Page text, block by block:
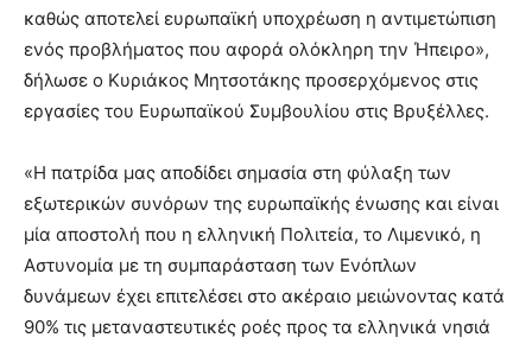
καθώς αποτελεί ευρωπαϊκή υποχρέωση η αντιμετώπιση
ενός προβλήματος που αφορά ολόκληρη την Ήπειρο»,
δήλωσε ο Κυριάκος Μητσοτάκης προσερχόμενος στις
εργασίες του Ευρωπαϊκού Συμβουλίου στις Βρυξέλλες.
«Η πατρίδα μας αποδίδει σημασία στη φύλαξη των
εξωτερικών συνόρων της ευρωπαϊκής ένωσης και είναι
μία αποστολή που η ελληνική Πολιτεία, το Λιμενικό, η
Αστυνομία με τη συμπαράσταση των Ενόπλων
δυνάμεων έχει επιτελέσει στο ακέραιο μειώνοντας κατά
90% τις μεταναστευτικές ροές προς τα ελληνικά νησιά